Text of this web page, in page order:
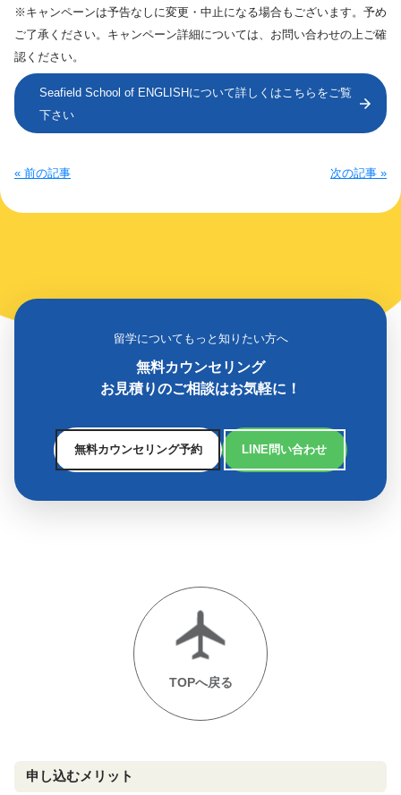
※キャンペーンは予告なしに変更・中止になる場合もございます。予め
ご了承ください。キャンペーン詳細については、お問い合わせの上ご確
認ください。
Seafield School of ENGLISHについて詳しくはこちらをご覧
下さい
« 前の記事 次の記事 »
留学についてもっと知りたい方へ
無料カウンセリング
お見積りのご相談はお気軽に！
無料カウンセリング予約 LINE問い合わせ
TOPへ戻る
申し込むメリット